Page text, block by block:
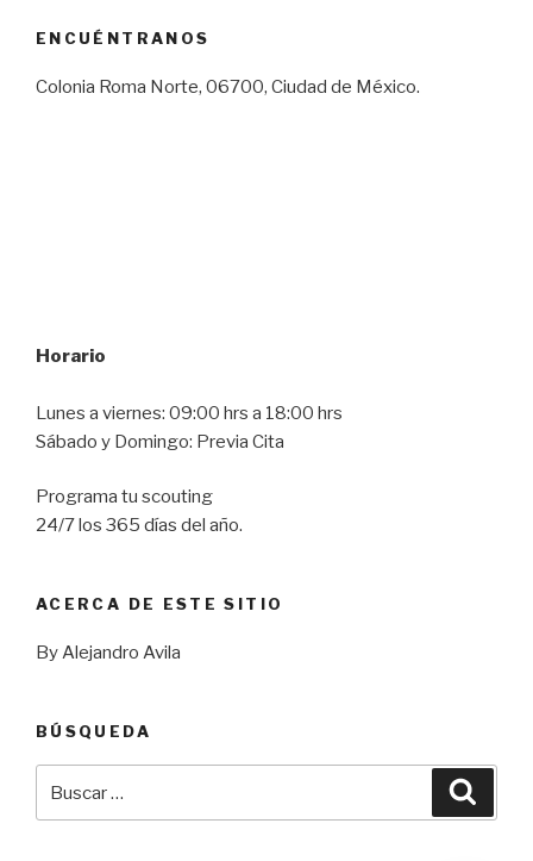
ENCUÉNTRANOS
Colonia Roma Norte, 06700, Ciudad de México.
Horario
Lunes a viernes: 09:00 hrs a 18:00 hrs
Sábado y Domingo: Previa Cita
Programa tu scouting
24/7 los 365 días del año.
ACERCA DE ESTE SITIO
By Alejandro Avila
BÚSQUEDA
por: